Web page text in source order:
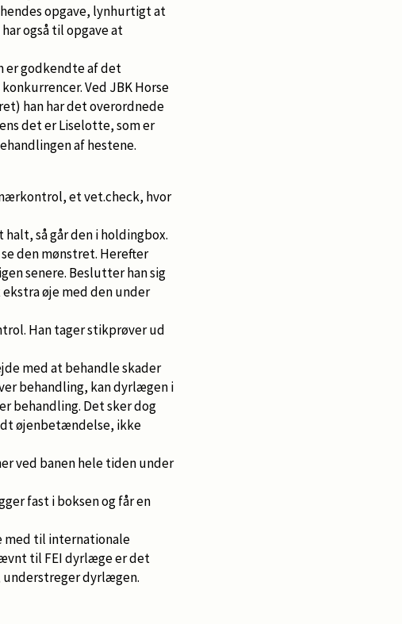
hendes opgave, lynhurtigt at
også til opgave at
er godkendte af det
Ved JBK Horse
han har det overordnede
det er Liselotte, som er
af hestene.
et vet.check, hvor
så går den i holdingbox.
den mønstret. Herefter
senere. Beslutter han sig
øje med den under
Han tager stikprøver ud
med at behandle skader
behandling, kan dyrlægen i
behandling. Det sker dog
øjenbetændelse, ikke
ved banen hele tiden under
fast i boksen og får en
med til internationale
til FEI dyrlæge er det
understreger dyrlægen.